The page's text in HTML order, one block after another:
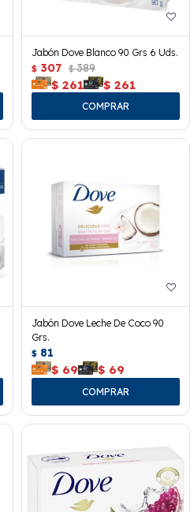
Jabón Dove Blanco 90 Grs 6 Uds.
$ 307 $ 389
$ 261 $ 261
Jabón Dove Leche De Coco 90
Grs.
$ 81
$ 69 $ 69